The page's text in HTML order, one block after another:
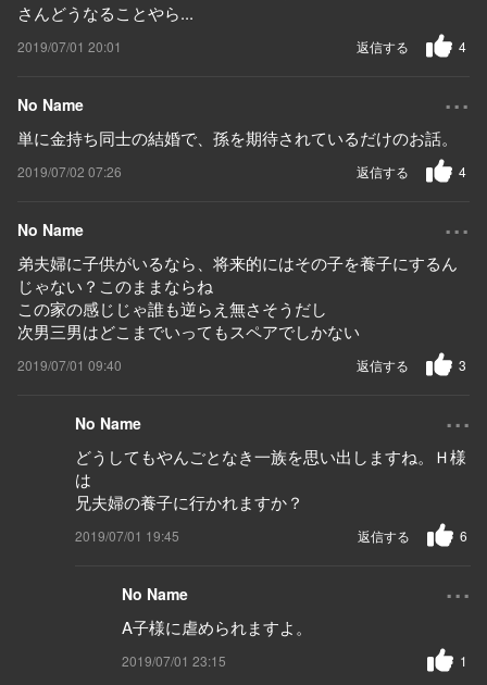
さんどうなることやら...
2019/07/01 20:01 4
返信する
No Name ...
単に金持ち同士の結婚で、孫を期待されているだけのお話。
2019/07/02 07:26 4
返信する
No Name ...
弟夫婦に子供がいるなら、将来的にはその子を養子にするん
じゃない？このままならね
この家の感じじゃ誰も逆らえ無さそうだし
次男三男はどこまでいってもスペアでしかない
2019/07/01 09:40 3
返信する
No Name ...
どうしてもやんごとなき一族を思い出しますね。Ｈ様
は
兄夫婦の養子に行かれますか？
2019/07/01 19:45 6
返信する
No Name ...
A子様に虐められますよ。
2019/07/01 23:15 1